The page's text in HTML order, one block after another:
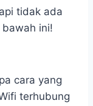
tidak ada
ini!
cara yang
terhubung